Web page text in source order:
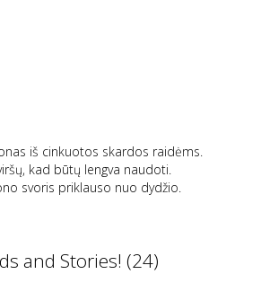
iš cinkuotos skardos raidėms.
kad būtų lengva naudoti.
svoris priklauso nuo dydžio.
and Stories! (24)